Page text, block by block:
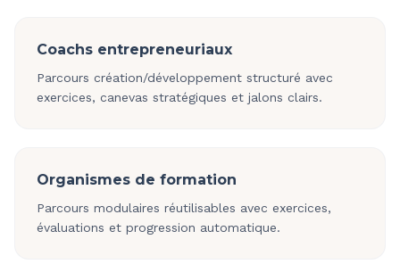
Coachs entrepreneuriaux
Parcours création/développement structuré avec
exercices, canevas stratégiques et jalons clairs.
Organismes de formation
Parcours modulaires réutilisables avec exercices,
évaluations et progression automatique.